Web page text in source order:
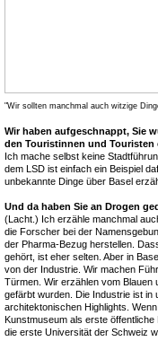
"Wir sollten manchmal auch witzige
Wir haben aufgeschnappt, Sie
den Touristinnen und Touristen
Ich mache selbst keine
dem LSD ist einfach ein Beispiel
unbekannte Dinge über Basel
Und da haben Sie an Drogen
(Lacht.) Ich erzähle manchmal
die Forscher bei der
der Pharma-Bezug herstellen.
gehört, ist eher selten. Aber in
von der Industrie. Wir machen
Türmen. Wir erzählen vom Blauen
gefärbt wurden. Die Industrie ist
architektonischen Highlights.
Kunstmuseum als erste
die erste Universität der Schweiz